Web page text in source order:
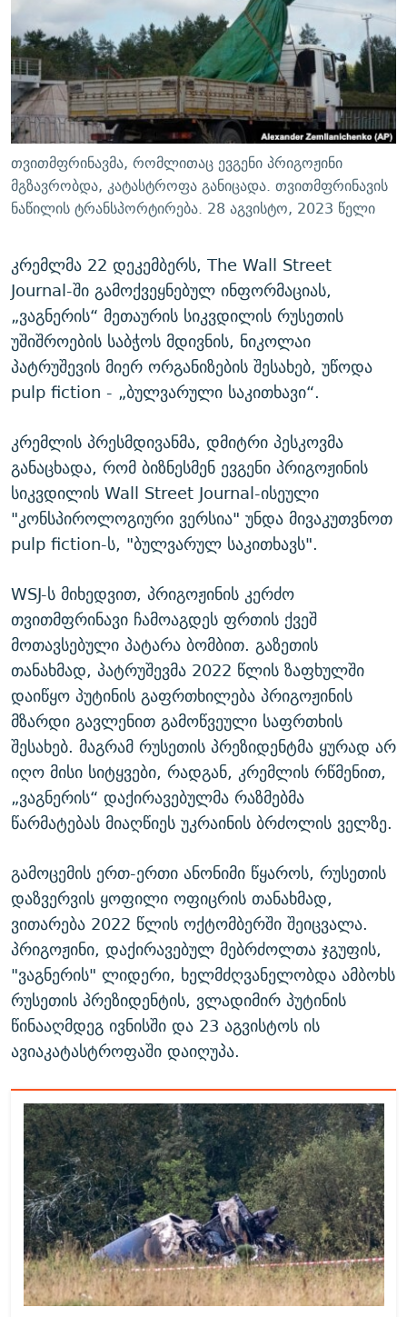
ᲛᲝᲚᲐᲞᲐᲠᲐᲙᲔ ᲢᲔᲥᲡᲢᲔᲑᲘ
ᲨᲘᲜ - ᲣᲪᲮᲝᲔᲗᲨᲘ
ᲚᲘᲢᲔᲠᲐᲢᲣᲠᲣᲚᲘ ᲬᲐᲮᲜᲐᲒᲔᲑᲘ
ᲐᲛᲔᲠᲘᲙᲣᲚᲘ ᲛᲝᲗᲮᲠᲝᲑᲐ
ᲘᲛᲞᲔᲠᲘᲐ ᲓᲐ ᲠᲐᲓᲘᲝ
ᲩᲔᲛᲘ ᲡᲘᲙᲕᲓᲘᲚᲘᲡ ᲛᲘᲖᲔᲖᲘᲐ COVID-19
11 ᲬᲔᲚᲘ - 11 ᲐᲛᲑᲐᲕᲘ
ᲡᲐᲞᲐᲠᲚᲐᲛᲔᲜᲢᲝ ᲐᲠᲩᲔᲕᲜᲔᲑᲘᲡ ᲘᲡᲢᲝᲠᲘᲐ
ᲑᲐᲕᲨᲕᲔᲑᲘ ᲞᲠᲝᲡᲢᲘᲢᲣᲪᲘᲐᲨᲘ - ᲐᲛᲝᲣᲗᲥᲛᲔᲚᲘ ᲐᲛᲑᲐᲕᲘ
5 ᲐᲛᲑᲐᲕᲘ - 20 ᲘᲕᲜᲘᲡᲡ ᲓᲐᲨᲐᲕᲔᲑᲣᲚᲔᲑᲘ
ᲐᲒᲕᲘᲡᲢᲝᲡ ᲝᲛᲘ
ПРИВЕТ ᲙᲣᲚᲢᲣᲠᲐ
ᲒᲐᲛᲝᲘᲬᲔᲠᲔ
რთე/რთ-ის ყველა საიტი
თვითმფრინავმა, რომლითაც ევგენი პრიგოჟინი
მგზავრობდა, კატასტროფა განიცადა. თვითმფრინავის
ნაწილის ტრანსპორტირება. 28 აგვისტო, 2023 წელი
კრემლმა 22 დეკემბერს, The Wall Street
Journal-ში გამოქვეყნებულ ინფორმაციას,
„ვაგნერის“ მეთაურის სიკვდილის რუსეთის
უშიშროების საბჭოს მდივნის, ნიკოლაი
პატრუშევის მიერ ორგანიზების შესახებ, უწოდა
pulp fiction - „ბულვარული საკითხავი“.
კრემლის პრესმდივანმა, დმიტრი პესკოვმა
განაცხადა, რომ ბიზნესმენ ევგენი პრიგოჟინის
სიკვდილის Wall Street Journal-ისეული
"კონსპიროლოგიური ვერსია" უნდა მივაკუთვნოთ
pulp fiction-ს, "ბულვარულ საკითხავს".
WSJ-ს მიხედვით, პრიგოჟინის კერძო
თვითმფრინავი ჩამოაგდეს ფრთის ქვეშ
მოთავსებული პატარა ბომბით. გაზეთის
თანახმად, პატრუშევმა 2022 წლის ზაფხულში
დაიწყო პუტინის გაფრთხილება პრიგოჟინის
მზარდი გავლენით გამოწვეული საფრთხის
შესახებ. მაგრამ რუსეთის პრეზიდენტმა ყურად არ
იღო მისი სიტყვები, რადგან, კრემლის რწმენით,
„ვაგნერის“ დაქირავებულმა რაზმებმა
წარმატებას მიაღწიეს უკრაინის ბრძოლის ველზე.
გამოცემის ერთ-ერთი ანონიმი წყაროს, რუსეთის
დაზვერვის ყოფილი ოფიცრის თანახმად,
ვითარება 2022 წლის ოქტომბერში შეიცვალა.
პრიგოჟინი, დაქირავებულ მებრძოლთა ჯგუფის,
"ვაგნერის" ლიდერი, ხელმძღვანელობდა ამბოხს
რუსეთის პრეზიდენტის, ვლადიმირ პუტინის
წინააღმდეგ ივნისში და 23 აგვისტოს ის
ავიაკატასტროფაში დაიღუპა.